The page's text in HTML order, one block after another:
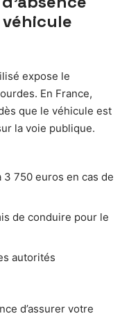
expose le
En France,
que le véhicule est
la voie publique.
3 750 euros en cas de
de conduire pour le
autorités
d’assurer votre